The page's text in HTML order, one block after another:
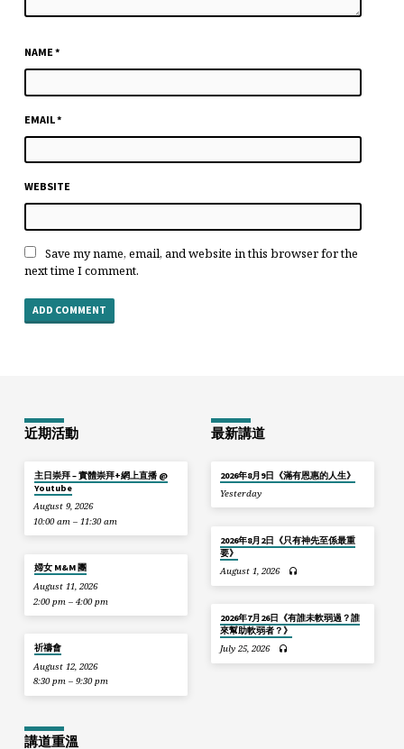
NAME*
EMAIL*
WEBSITE
Save my name, email, and website in this browser for the
next time I comment.
近期活動
主日崇拜 – 實體崇拜+網上直播 @
Youtube
August 9, 2026
10:00 am – 11:30 am
婦女 M&M 團
August 11, 2026
2:00 pm – 4:00 pm
祈禱會
August 12, 2026
8:30 pm – 9:30 pm
最新講道
2026年8月9日《滿有恩惠的人生》
Yesterday
2026年8月2日《只有神先至係最重
要》
August 1, 2026
2026年7月26日《有誰未軟弱過？誰
來幫助軟弱者？》
July 25, 2026
講道重溫